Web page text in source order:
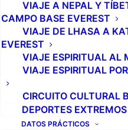
VIAJE A NEPAL Y
CAMPO BASE EVEREST
VIAJE DE LHASA A
EVEREST
VIAJE ESPIRITUAL AL
VIAJE ESPIRITUAL
CIRCUITO CULTURAL
DEPORTES EXTREMOS
DATOS PRÁCTICOS